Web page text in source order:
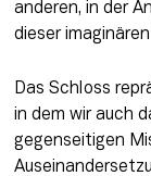
anderen, in der
dieser
Das Schloss
in dem wir auch
gegenseitigen